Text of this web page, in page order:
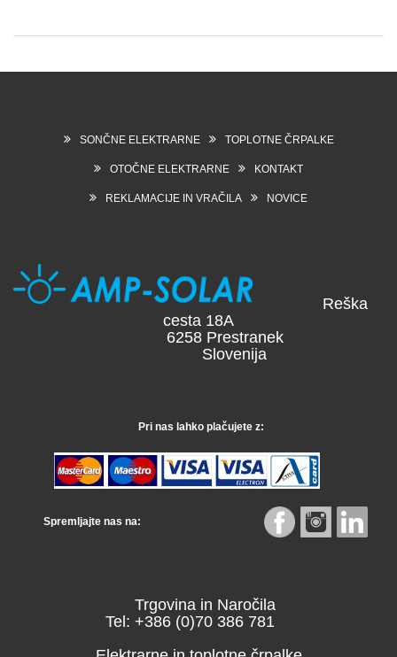
SONČNE ELEKTRARNE TOPLOTNE ČRPALKE
OTOČNE ELEKTRARNE KONTAKT
REKLAMACIJE IN VRAČILA NOVICE
Reška
cesta 18A
6258 Prestranek
Slovenija
Pri nas lahko plačujete z:
Spremljajte nas na:
Trgovina in Naročila
Tel: +386 (0)70 386 781